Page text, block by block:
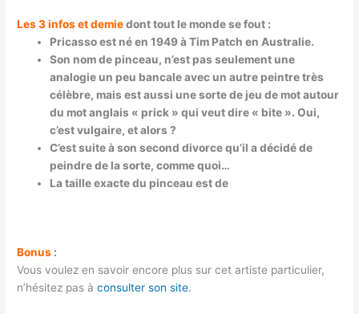
Les 3 infos et demiedont tout le monde se fout :
Pricasso est né en 1949 à Tim Patch en Australie.
Son nom de pinceau, n’est pas seulement une
analogie un peu bancale avec un autre peintre très
célèbre, mais est aussi une sorte de jeu de mot autour
du mot anglais « prick » qui veut dire « bite ». Oui,
c’est vulgaire, et alors ?
C’est suite à son second divorce qu’il a décidé de
peindre de la sorte, comme quoi…
La taille exacte du pinceau est de
Bonus :
Vous voulez en savoir encore plus sur cet artiste particulier,
n’hésitez pas àconsulter son site.